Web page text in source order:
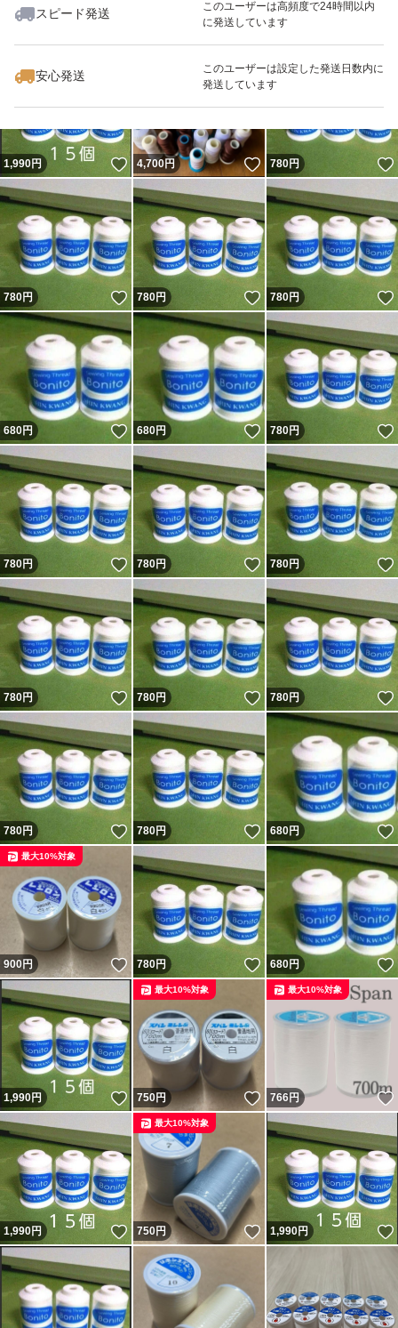
スピード発送
このユーザーは高頻度で24時間以内
に発送しています
安心発送
このユーザーは設定した発送日数内に
発送しています
いいね！
1,500
1,990円 いいね！
4,700円 いいね！
780円
780円 いいね！
780円 いいね！
780円
680円 いいね！
680円 いいね！
780円
780円 いいね！
780円 いいね！
780円
780円 いいね！
780円 いいね！
780円
780円 いいね！
780円 いいね！
680円
900円 いいね！
最大10%対象
780円 いいね！
680円
1,990円 いいね！
750円 いいね！
最大10%対象
766円
最大10%対象
1,990円 いいね！
750円 いいね！
最大10%対象
1,990円